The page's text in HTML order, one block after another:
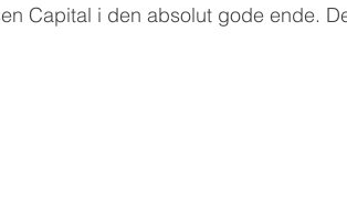
Capital i den absolut gode ende.